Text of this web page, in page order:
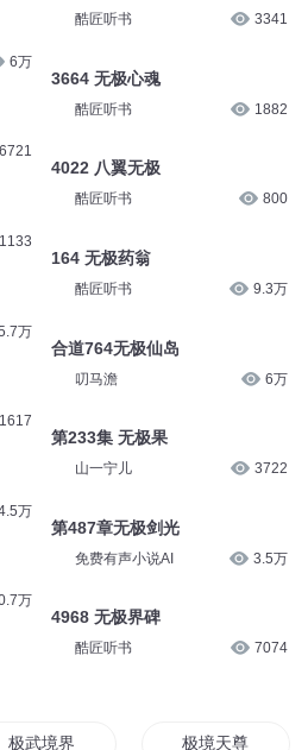
6万
6721
1133
万
1617
万
万
酷匠听书 3341
3664 无极心魂
酷匠听书 1882
4022 八翼无极
酷匠听书 800
164 无极药翁
酷匠听书 9.3万
合道764无极仙岛
叨马澹 6万
第233集 无极果
山一宁儿 3722
第487章无极剑光
免费有声小说AI 3.5万
4968 无极界碑
酷匠听书 7074
极武境界 极境天尊